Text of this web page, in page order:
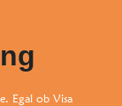
Egal ob Visa